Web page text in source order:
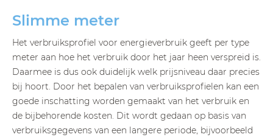
Slimme meter
Het verbruiksprofiel voor energieverbruik geeft per type
meter aan hoe het verbruik door het jaar heen verspreid is.
Daarmee is dus ook duidelijk welk prijsniveau daar precies
bij hoort. Door het bepalen van verbruiksprofielen kan een
goede inschatting worden gemaakt van het verbruik en
de bijbehorende kosten. Dit wordt gedaan op basis van
verbruiksgegevens van een langere periode, bijvoorbeeld